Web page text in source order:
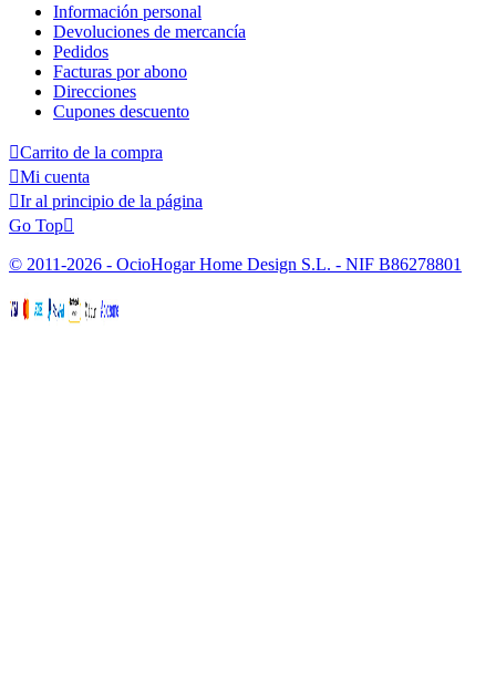
Información personal
Devoluciones de mercancía
Pedidos
Facturas por abono
Direcciones
Cupones descuento
Carrito de la compra
Mi cuenta
Ir al principio de la página
Go Top
© 2011-2026 - OcioHogar Home Design S.L. - NIF B86278801